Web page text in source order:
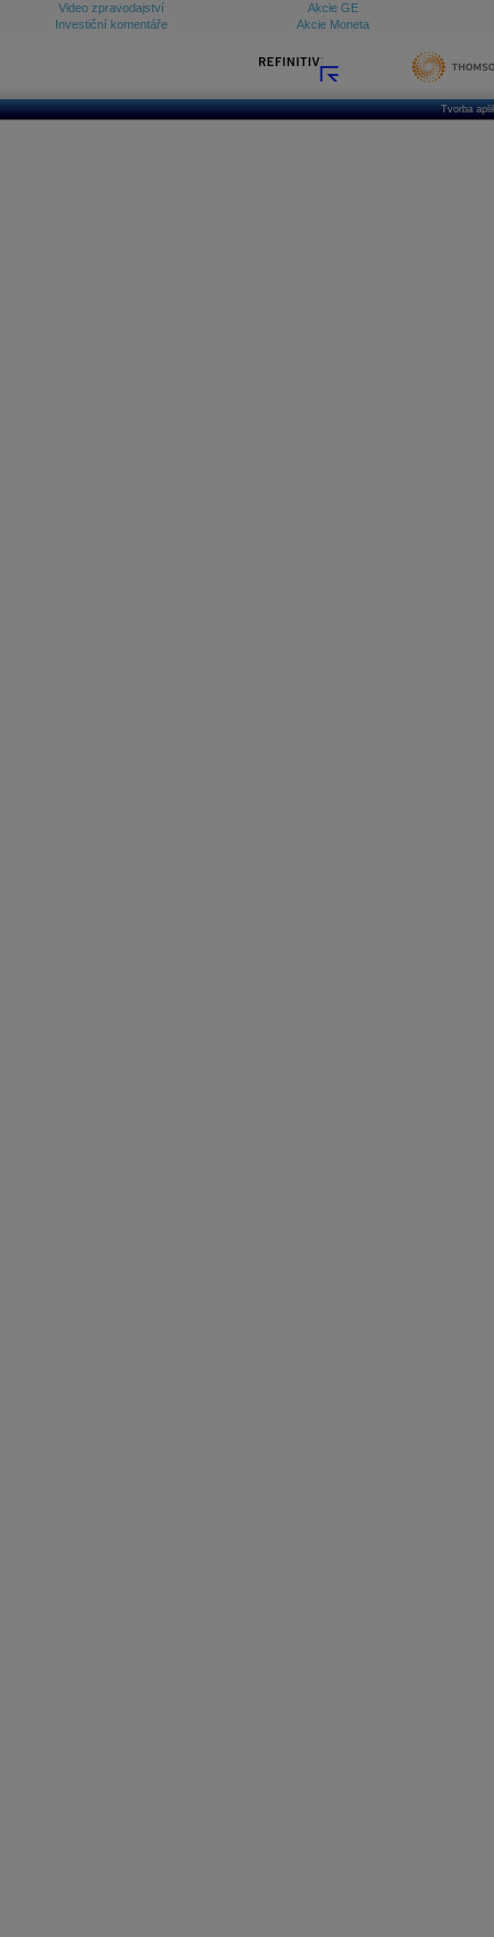
Video zpravodajství
Investiční komentáře
Akcie GE
Akcie Moneta
Tvorba